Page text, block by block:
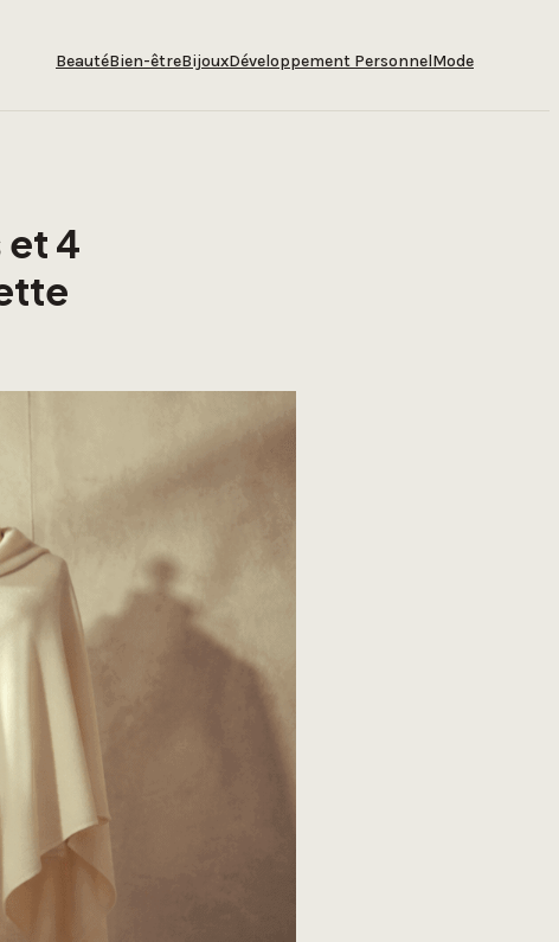
BeautéBien-êtreBijouxDéveloppement PersonnelMode
et 4